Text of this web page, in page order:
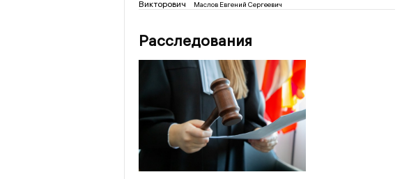
Викторович
Маслов Евгений Сергеевич
Расследования